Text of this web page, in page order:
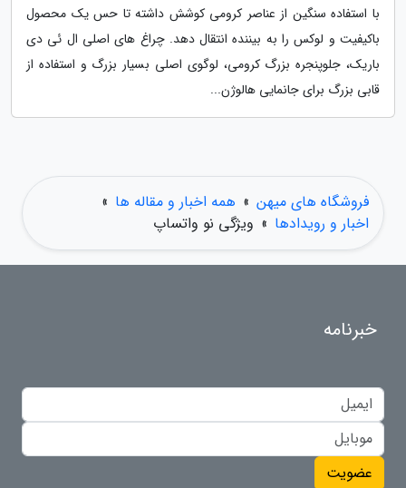
با استفاده سنگین از عناصر کرومی کوشش داشته تا حس یک محصول
باکیفیت و لوکس را به بیننده انتقال دهد. چراغ های اصلی ال ئی دی
باریک، جلوپنجره بزرگ کرومی، لوگوی اصلی بسیار بزرگ و استفاده از
قابی بزرگ برای جانمایی هالوژن...
فروشگاه های میهن » همه اخبار و مقاله ها »
اخبار و رویدادها » ویژگی نو واتساپ
خبرنامه
عضویت